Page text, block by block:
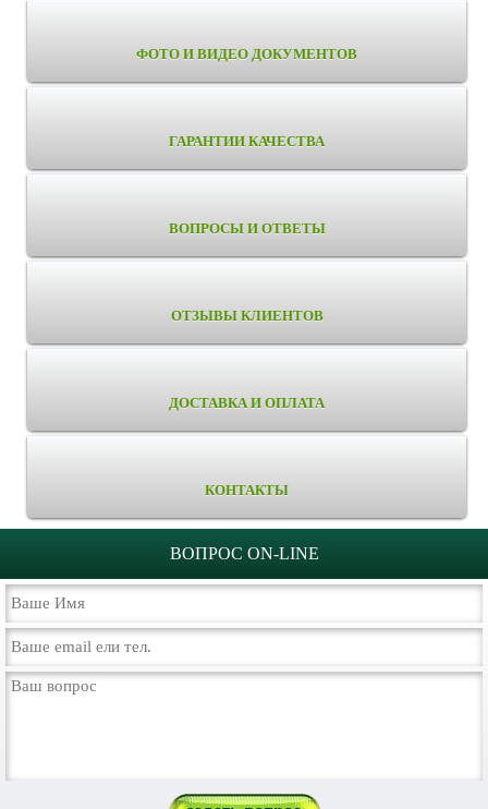
ФОТО И ВИДЕО ДОКУМЕНТОВ
ГАРАНТИИ КАЧЕСТВА
ВОПРОСЫ И ОТВЕТЫ
ОТЗЫВЫ КЛИЕНТОВ
ДОСТАВКА И ОПЛАТА
КОНТАКТЫ
ВОПРОС ON-LINE